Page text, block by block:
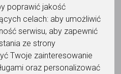
poprawić jakość
celach: aby umożliwić
serwisu, aby zapewnić
ze strony
Twoje zainteresowanie
oraz personalizować